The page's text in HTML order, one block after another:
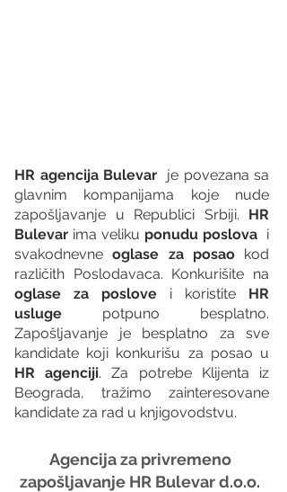
HR agencija Bulevar
  je povezana sa
glavnim kompanijama koje nude
zapošljavanje u Republici Srbiji. HR
Bulevar ima veliku ponudu poslova
  i
svakodnevne oglase za posao kod
oglase za poslove i koristite HR
usluge potpuno besplatno.
Zapošljavanje je besplatno za sve
HR agenciji. Za potrebe Klijenta iz
Beograda, tražimo zainteresovane
kandidate za rad u knjigovodstvu.
Agencija za privremeno
zapošljavanje HR Bulevar d.o.o.